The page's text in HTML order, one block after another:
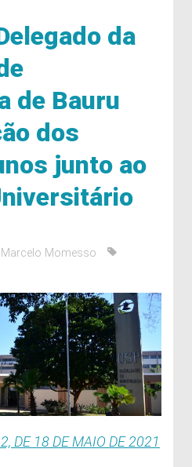
da
de Bauru
dos
junto ao
Marcelo Momesso
DE 18 DE MAIO DE 2021